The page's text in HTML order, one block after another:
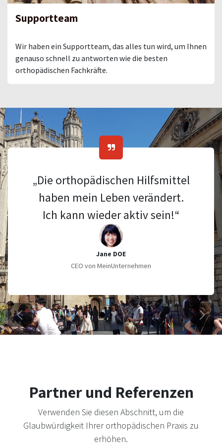
Supportteam
Wir haben ein Supportteam, das alles tun wird, um Ihnen
genauso schnell zu antworten wie die besten
orthopädischen Fachkräfte.
„Die orthopädischen Hilfsmittel
haben mein Leben verändert.
Ich kann wieder aktiv sein!“
Jane DOE
CEO von MeinUnternehmen
Zurück
Partner und Referenzen
Verwenden Sie diesen Abschnitt, um die
Glaubwürdigkeit Ihrer orthopädischen Praxis zu
erhöhen.